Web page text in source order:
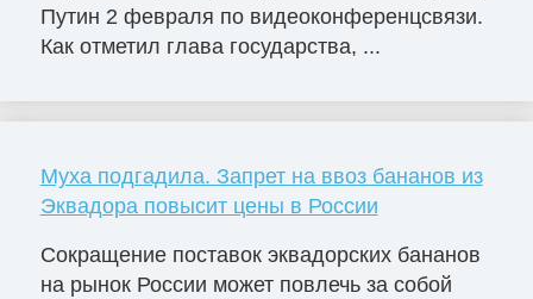
Путин 2 февраля по видеоконференцсвязи.
Как отметил глава государства, ...
Муха подгадила. Запрет на ввоз бананов из
Эквадора повысит цены в России
Сокращение поставок эквадорских бананов
на рынок России может повлечь за собой